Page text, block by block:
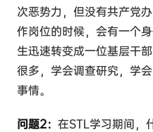
次恶势力，但没有共产党
作岗位的时候，会有一个
生迅速转变成一位基层干
很多，学会调查研究，学
事情。
问题2：在STL学习期间，